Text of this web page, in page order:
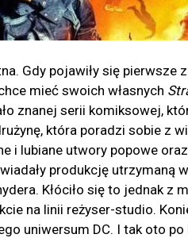
Gdy pojawiły się pierwsze
mieć swoich własnych
znanej serii komiksowej,
która poradzi sobie z
i lubiane utwory popowe
produkcję utrzymaną
Kłóciło się to jednak z
na linii reżyser-studio.
uniwersum DC. I tak oto